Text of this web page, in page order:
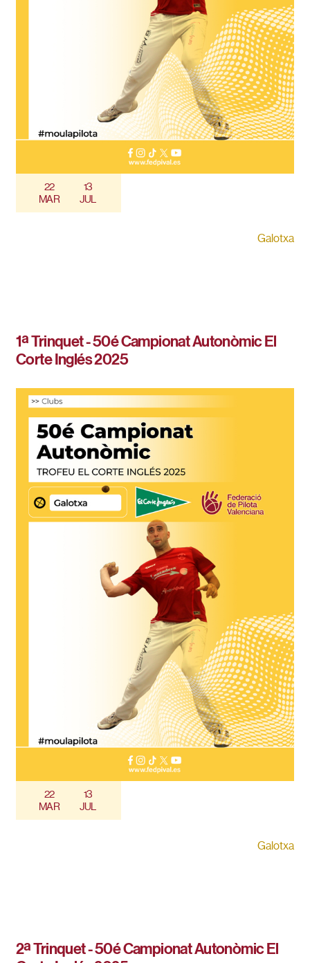
22
MAR
13
JUL
Galotxa
1ª Trinquet - 50é Campionat Autonòmic El
Corte Inglés 2025
22
MAR
13
JUL
Galotxa
2ª Trinquet - 50é Campionat Autonòmic El